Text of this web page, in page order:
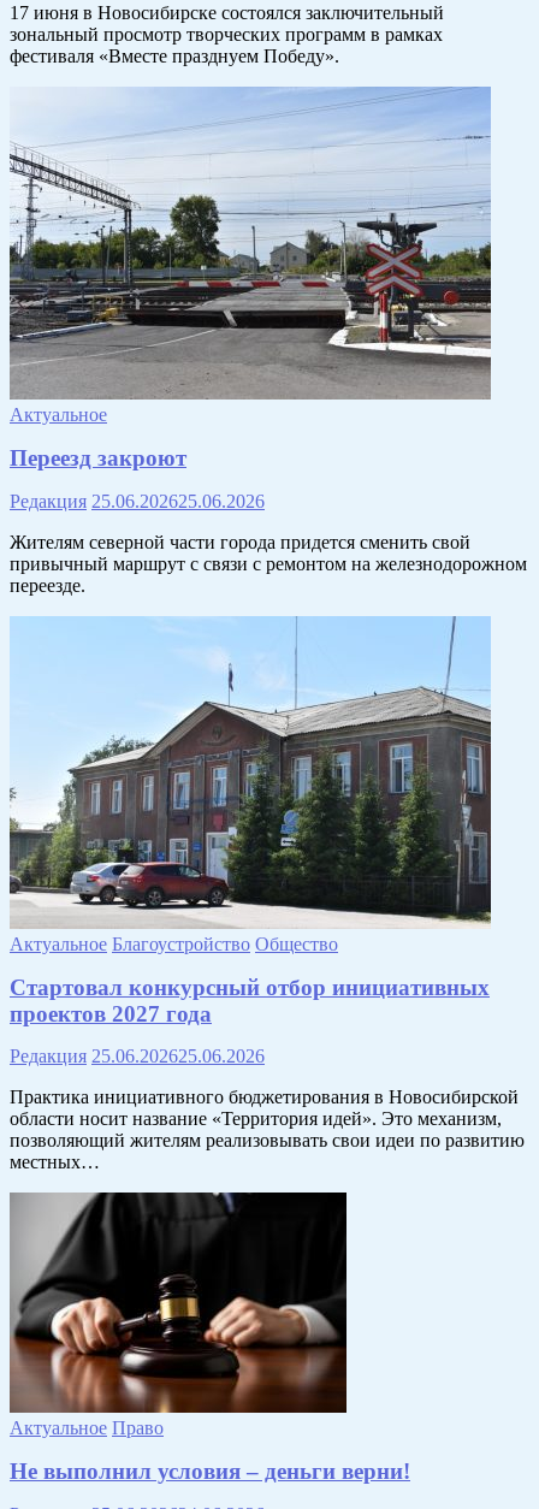
17 июня в Новосибирске состоялся заключительный
зональный просмотр творческих программ в рамках
фестиваля «Вместе празднуем Победу».
Актуальное
Переезд закроют
Редакция 25.06.202625.06.2026
Жителям северной части города придется сменить свой
привычный маршрут с связи с ремонтом на железнодорожном
переезде.
Актуальное Благоустройство Общество
Стартовал конкурсный отбор инициативных
проектов 2027 года
Редакция 25.06.202625.06.2026
Практика инициативного бюджетирования в Новосибирской
области носит название «Территория идей». Это механизм,
позволяющий жителям реализовывать свои идеи по развитию
местных…
Актуальное Право
Не выполнил условия – деньги верни!